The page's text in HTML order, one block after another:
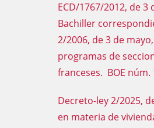
ECD/1767/2012, de
Bachiller
2/2006, de 3 de
programas de
franceses. BOE
Decreto-ley 2/2025,
en materia de